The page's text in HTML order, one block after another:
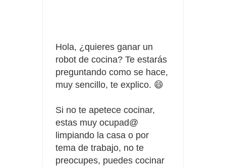
Hola, ¿quieres ganar un
robot de cocina? Te estarás
preguntando como se hace,
muy sencillo, te explico. 😄
Si no te apetece cocinar,
estas muy ocupad@
limpiando la casa o por
tema de trabajo, no te
preocupes, puedes cocinar